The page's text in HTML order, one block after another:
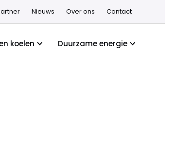
Nieuws Over ons Contact
koelen Duurzame energie